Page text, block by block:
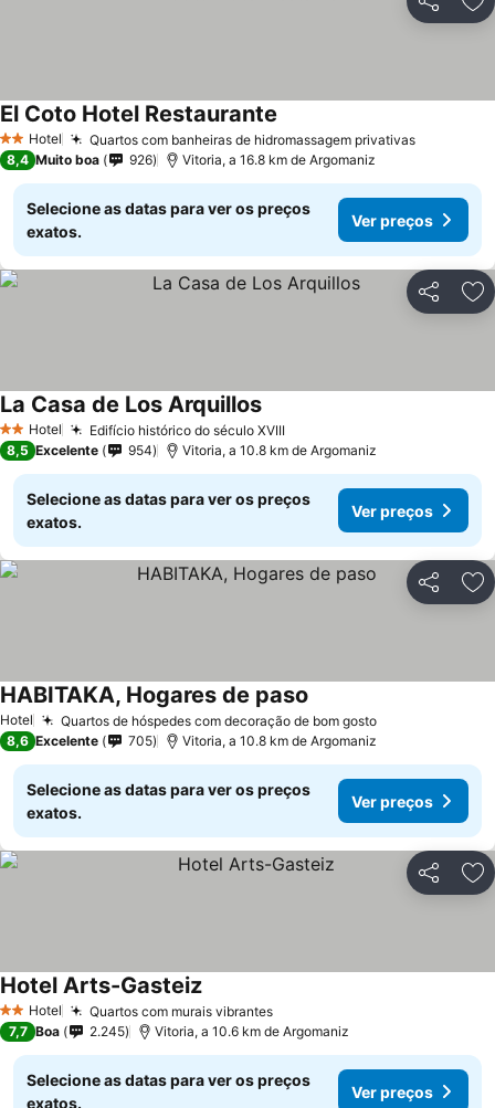
Partilhar
2 Estrelas
Hotel Quartos com banheiras de hidromassagem privativasVer
El Coto Hotel Restaurante
8,4 Muito boa 926 Vitoria, a 16.8 km de Argomaniz
Selecione as datas para ver os preços
exatos.
Ver preços
Partilhar
2 Estrelas
Hotel Edifício histórico do século XVIIIVer preços
La Casa de Los ArquillosVer preços
8,5 Excelente 954 Vitoria, a 10.8 km de Argomaniz
Selecione as datas para ver os preços
exatos.
Ver preços
Partilhar
Hotel Quartos de hóspedes com decoração de bom gostoVer preços
HABITAKA, Hogares de paso
8,6 Excelente 705 Vitoria, a 10.8 km de Argomaniz
Selecione as datas para ver os preços
exatos.
Ver preços
Partilhar
2 Estrelas
Hotel Quartos com murais vibrantesVer preços
Hotel Arts-GasteizVer preços
7,7 Boa 2.245 Vitoria, a 10.6 km de Argomaniz
Selecione as datas para ver os preços
exatos.
Ver preços